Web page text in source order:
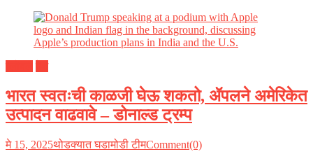
भारत स्वतःची काळजी घेऊ शकतो, ॲपलने अमेरिकेत
उत्पादन वाढवावे – डोनाल्ड ट्रम्प
मे 15, 2025थोडक्यात घडामोडी टीमComment(0)